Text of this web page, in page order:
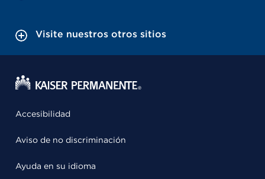
Visite nuestros otros sitios
Accesibilidad
Aviso de no discriminación
Ayuda en su idioma